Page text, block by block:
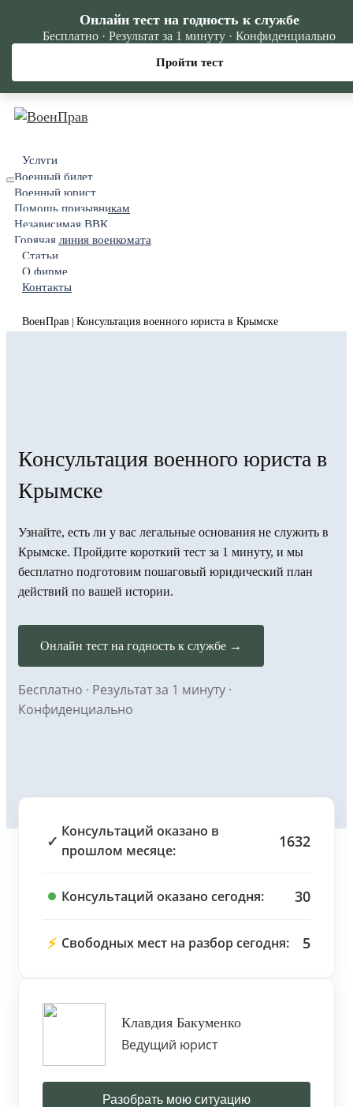
Услуги
Военный билет
Военный юрист
Помощь призывникам
Независимая ВВК
Горячая линия военкомата
Статьи
О фирме
Контакты
ВоенПрав Консультация военного юриста в Крымске
Консультация военного юриста в
Крымске
Узнайте, есть ли у вас легальные основания не служить в
Крымске. Пройдите короткий тест за 1 минуту, и мы
бесплатно подготовим пошаговый юридический план
действий по вашей истории.
Онлайн тест на годность к службе →
Бесплатно · Результат за 1 минуту ·
Конфиденциально
✓
Консультаций оказано в
прошлом месяце:
1632
Консультаций оказано сегодня: 30
⚡ Свободных мест на разбор сегодня: 5
Клавдия Бакуменко
Ведущий юрист
Разобрать мою ситуацию
Онлайн тест на годность к службе
Бесплатно · Результат за 1 минуту · Конфиденциально
Пройти тест